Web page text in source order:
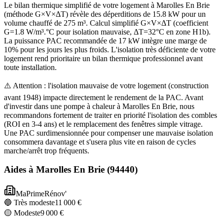
Le bilan thermique simplifié de votre logement à Marolles En Brie
(méthode G×V×ΔT) révèle des déperditions de 15.8 kW pour un
volume chauffé de 275 m³. Calcul simplifié G×V×ΔT (coefficient
G=1.8 W/m³.°C pour isolation mauvaise, ΔT=32°C en zone H1b).
La puissance PAC recommandée de 17 kW intègre une marge de
10% pour les jours les plus froids. L'isolation très déficiente de votre
logement rend prioritaire un bilan thermique professionnel avant
toute installation.
⚠️ Attention : l'isolation mauvaise de votre logement (construction
avant 1948) impacte directement le rendement de la PAC. Avant
d'investir dans une pompe à chaleur à Marolles En Brie, nous
recommandons fortement de traiter en priorité l'isolation des combles
(ROI en 3-4 ans) et le remplacement des fenêtres simple vitrage.
Une PAC surdimensionnée pour compenser une mauvaise isolation
consommera davantage et s'usera plus vite en raison de cycles
marche/arrêt trop fréquents.
Aides à Marolles En Brie (94440)
MaPrimeRénov'
🔵 Très modeste11 000 €
🟡 Modeste9 000 €